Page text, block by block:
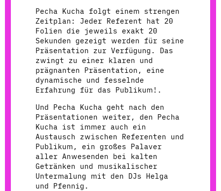
Pecha Kucha folgt einem strengen
Zeitplan: Jeder Referent hat 20
Folien die jeweils exakt 20
Sekunden gezeigt werden für seine
Präsentation zur Verfügung. Das
zwingt zu einer klaren und
prägnanten Präsentation, eine
dynamische und fesselnde
Erfahrung für das Publikum!.
Und Pecha Kucha geht nach den
Präsentationen weiter, den Pecha
Kucha ist immer auch ein
Austausch zwischen Referenten und
Publikum, ein großes Palaver
aller Anwesenden bei kalten
Getränken und musikalischer
Untermalung mit den DJs Helga
und Pfennig.